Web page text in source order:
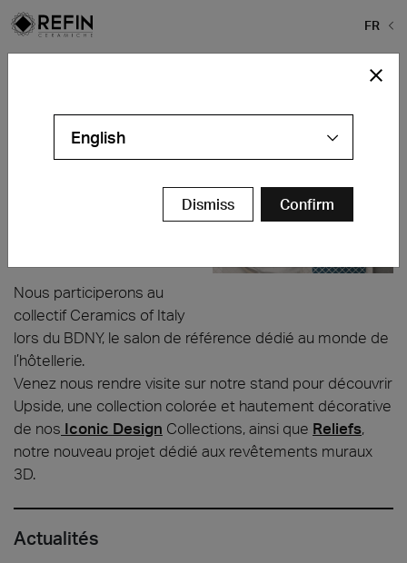
FR
Jacob K. Javits Center
Nous participerons au
collectif Ceramics of Italy
lors du BDNY, le salon de référence dédié au monde de
l’hôtellerie.
Venez nous rendre visite sur notre stand pour découvrir
Upside, une collection colorée et hautement décorative
de nos Iconic Design Collections, ainsi que Reliefs,
notre nouveau projet dédié aux revêtements muraux
3D.
Actualités
English
Dismiss Confirm